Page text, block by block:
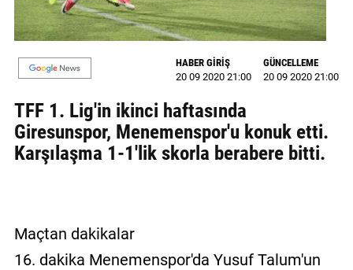
GALERİ
VİDEO
YAZARLAR
BİZE
ULAŞIN
Künye
Gizlilik
Sözleşmesi
HABER GİRİŞ
20 09 2020 21:00
GÜNCELLEME
20 09 2020 21:00
TFF 1. Lig'in ikinci haftasında
Giresunspor, Menemenspor'u konuk etti.
Karşılaşma 1-1'lik skorla berabere bitti.
Maçtan dakikalar
16. dakika Menemenspor'da Yusuf Talum'un